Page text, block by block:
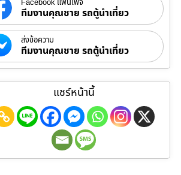
ทีมงานคุณชาย รถตู้นำเที่ยว
ส่งข้อความ
ทีมงานคุณชาย รถตู้นำเที่ยว
แชร์หน้านี้